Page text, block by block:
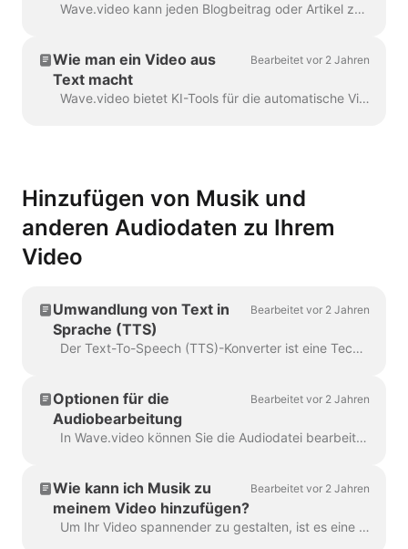
verwandelt
Wave.video kann jeden Blogbeitrag oder Artikel zu einem kurzen Video verarbeiten, das kurz erklärt, worum es in dem Text ging. Wir verwenden KI-Algorithmen, um den Mo...
Wie man ein Video aus
Text macht
Bearbeitet vor 2 Jahren
Wave.video bietet KI-Tools für die automatische Videoerstellung aus einem Text. Wave.video wählt relevante Stock-Videos und Musik für Sie aus. Der Text wird in...
Hinzufügen von Musik und
anderen Audiodaten zu Ihrem
Video
Umwandlung von Text in
Sprache (TTS)
Bearbeitet vor 2 Jahren
Der Text-To-Speech (TTS)-Konverter ist eine Technologie, die digitalen Text entschlüsselt und daraus mit Hilfe einer künstlichen Stimme Sprache synthetisiert. Wenn es um...
Optionen für die
Audiobearbeitung
Bearbeitet vor 2 Jahren
In Wave.video können Sie die Audiodatei bearbeiten. Hier sind die verfügbaren Bearbeitungsoptionen: Schneiden der Audiodatei Ändern der Lautstärke Hinzufügen eines Einblend-/Ausblendeffekts...
Wie kann ich Musik zu
meinem Video hinzufügen?
Bearbeitet vor 2 Jahren
Um Ihr Video spannender zu gestalten, ist es eine gute Idee, eine Tonspur hinzuzufügen. Um Musik oder andere Audiodaten hinzuzufügen, klicken Sie auf die Audiospur in der Zeitleiste ...